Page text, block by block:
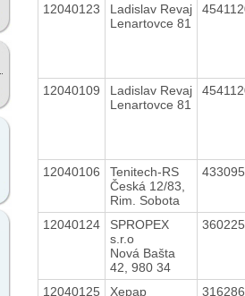
12040123
Ladislav Revaj
Lenartovce 81
12040109
Ladislav Revaj
Lenartovce 81
12040106
Tenitech-RS
Česká 12/83,
Rim. Sobota
12040124
SPROPEX
s.r.o
Nová Bašta
42, 980 34
12040125
Xepap